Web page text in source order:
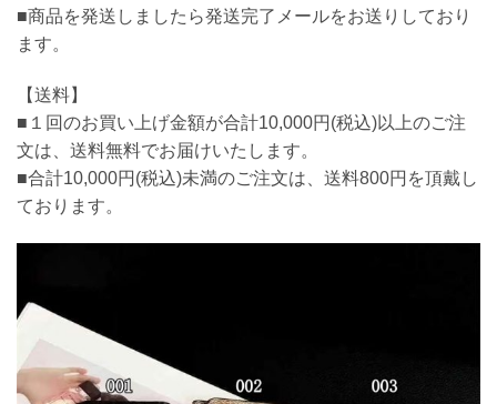
■商品を発送しましたら発送完了メールをお送りしており
ます。
【送料】
■１回のお買い上げ金額が合計10,000円(税込)以上のご注
文は、送料無料でお届けいたします。
■合計10,000円(税込)未満のご注文は、送料800円を頂戴し
ております。